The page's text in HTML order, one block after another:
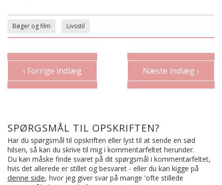
Bøger og film Livsstil
‹ Forrige indlæg Næste indlæg ›
SPØRGSMÅL TIL OPSKRIFTEN?
Har du spørgsmål til opskriften eller lyst til at sende en sød
hilsen, så kan du skrive til mig i kommentarfeltet herunder.
Du kan måske finde svaret på dit spørgsmål i kommentarfeltet,
hvis det allerede er stillet og besvaret - eller du kan kigge på
denne side, hvor jeg giver svar på mange 'ofte stillede